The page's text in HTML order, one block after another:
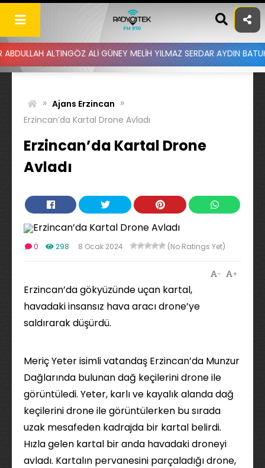
Skip
content
ALİ GÜNEY MELİH YILMAZ SERDAR AYDIN BATUHAN
» Ajans Erzincan »
Erzincan’da Kartal Drone Avladı
Erzincan’da Kartal Drone
Avladı
0 298 8 Ocak 2024 (No Ratings Yet)
+
-
Erzincan’da gökyüzünde uçan kartal,
havadaki insansız hava aracı drone’ye
saldırarak düşürdü.
Meriç Yeter isimli vatandaş Erzincan’da Munzur
Dağlarında bulunan dağ keçilerini drone ile
görüntüledi. Yeter, karlı ve kayalık alanda dağ
keçilerini drone ile görüntülerken bu sırada
uzak mesafeden kadrajda bir kartal belirdi.
Hızla gelen kartal bir anda havadaki droneyi
avladı. Kartalın pervanesini parçaladığı drone,